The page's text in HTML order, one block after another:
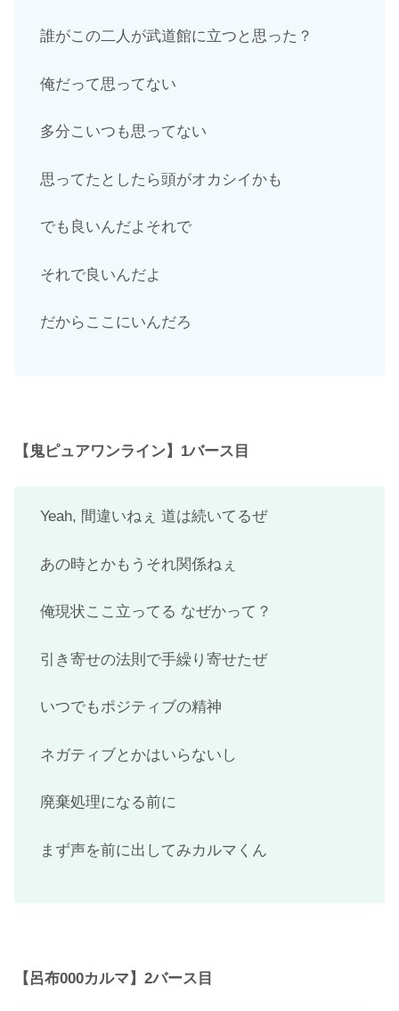
誰がこの二人が武道館に立つと思った？
俺だって思ってない
多分こいつも思ってない
思ってたとしたら頭がオカシイかも
でも良いんだよそれで
それで良いんだよ
だからここにいんだろ
【鬼ピュアワンライン】1バース目
Yeah, 間違いねぇ 道は続いてるぜ
あの時とかもうそれ関係ねぇ
俺現状ここ立ってる なぜかって？
引き寄せの法則で手繰り寄せたぜ
いつでもポジティブの精神
ネガティブとかはいらないし
廃棄処理になる前に
まず声を前に出してみカルマくん
【呂布000カルマ】2バース目